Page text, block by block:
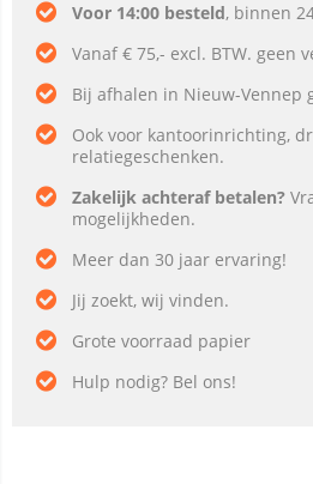
Voor 14:00 besteld, binnen
Vanaf € 75,- excl. BTW. geen
Bij afhalen in Nieuw-Vennep
Ook voor kantoorinrichting,
relatiegeschenken.
Zakelijk achteraf betalen?
mogelijkheden.
Meer dan 30 jaar ervaring!
Jij zoekt, wij vinden.
Grote voorraad papier
Hulp nodig? Bel ons!